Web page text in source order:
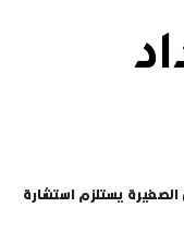
الصغيرة يستلزم استشارة